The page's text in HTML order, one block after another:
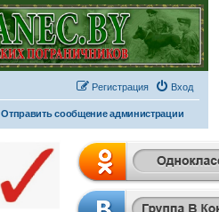
Вход
Регистрация
Отправить сообщение администрации